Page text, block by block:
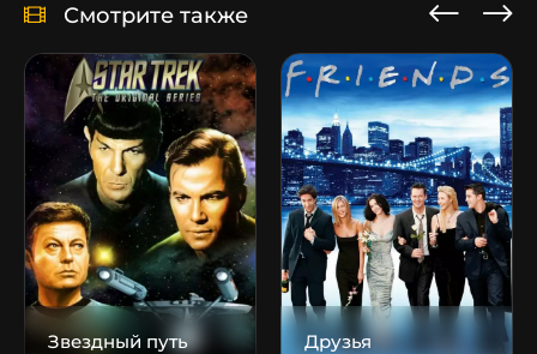
Смотрите также
Звездный путь Друзья